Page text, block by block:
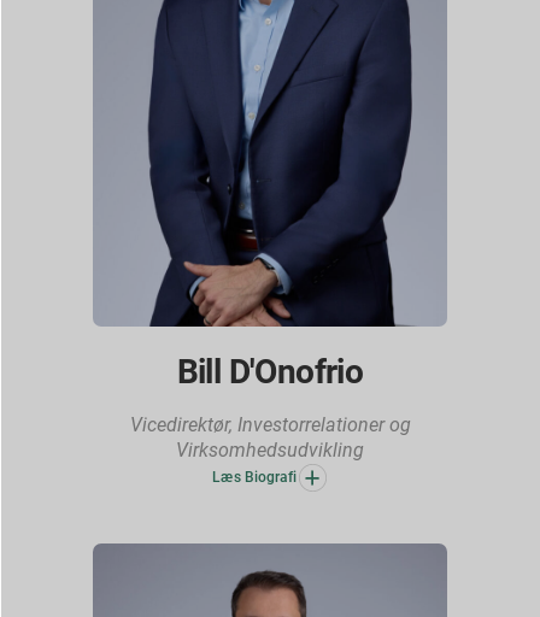
Bill D'Onofrio
Vicedirektør, Investorrelationer og
Virksomhedsudvikling
Læs Biografi